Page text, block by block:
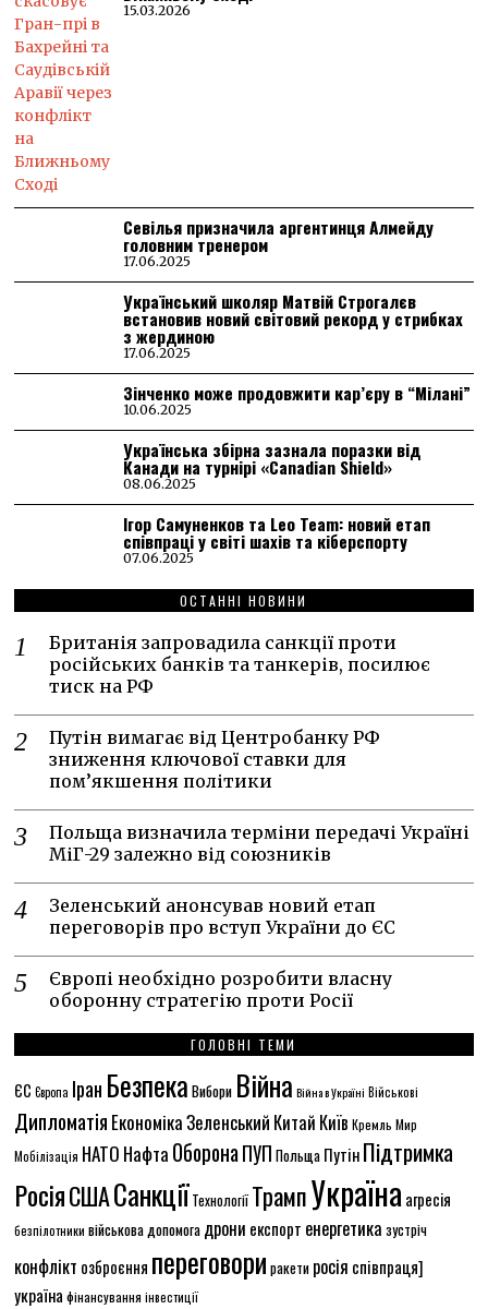
15.03.2026
Севілья призначила аргентинця Алмейду
головним тренером
17.06.2025
Український школяр Матвій Строгалєв
встановив новий світовий рекорд у стрибках
з жердиною
17.06.2025
Зінченко може продовжити кар’єру в “Мілані”
10.06.2025
Українська збірна зазнала поразки від
Канади на турнірі «Canadian Shield»
08.06.2025
Ігор Самуненков та Leo Team: новий етап
співпраці у світі шахів та кіберспорту
07.06.2025
ОСТАННІ НОВИНИ
Британія запровадила санкції проти
російських банків та танкерів, посилює
тиск на РФ
Путін вимагає від Центробанку РФ
зниження ключової ставки для
пом’якшення політики
Польща визначила терміни передачі Україні
МіГ-29 залежно від союзників
Зеленський анонсував новий етап
переговорів про вступ України до ЄС
Європі необхідно розробити власну
оборонну стратегію проти Росії
ГОЛОВНІ ТЕМИ
ЄС Європа Іран Безпека Вибори Війна Війна в Україні Військові
Дипломатія ЕкономікаЗеленський Китай Київ Кремль Мир
Мобілізація НАТО Нафта ОборонаПУП Польща ПутінПідтримка
РосіяСШАСанкціїТехнологіїТрампУкраїна агресія
безпілотники військова допомога дрони експорт енергетика зустріч
конфлікт озброєння переговори ракети росія співпраця]
україна фінансування інвестиції